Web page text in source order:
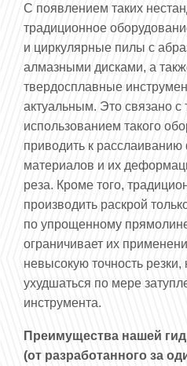
С появлением таких
традиционное
и циркулярные пилы с
алмазными дисками, а
твердосплавные
актуальным. Это связано с
использованием такого
приводить к
материалов и их
реза. Кроме того,
производить раскрой
по упрощенному
ограничивает их
невысокую точность резки,
ухудшаться по мере
инструмента.
Преимущества нашей
(от разработанного за